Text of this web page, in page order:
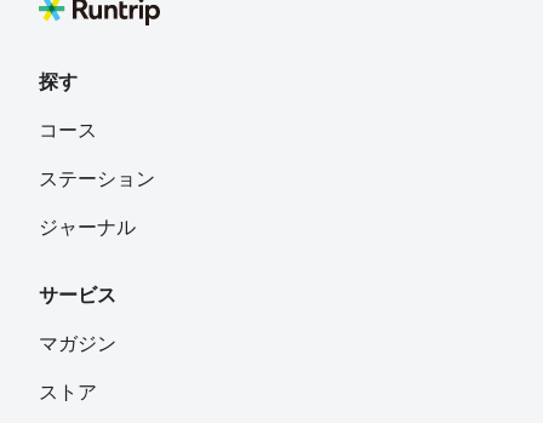
tk_girl
名古屋市
Natsuki
探す
コース
ステーション
ジャーナル
サービス
マガジン
ストア